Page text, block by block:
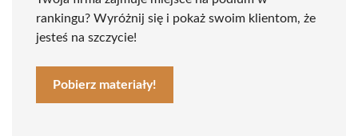
rankingu? Wyróżnij się i pokaż swoim klientom, że
jesteś na szczycie!
Pobierz materiały!